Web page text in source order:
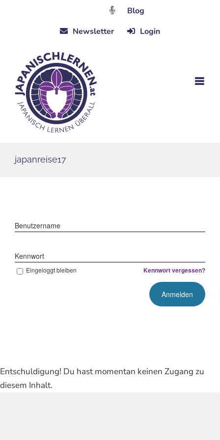
Blog
Newsletter
Login
japanreise17
Benutzername
Kennwort
Eingeloggt bleiben Kennwort vergessen?
Entschuldigung! Du hast momentan keinen Zugang zu
diesem Inhalt.